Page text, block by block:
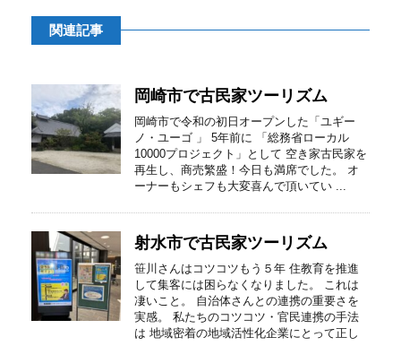
関連記事
岡崎市で古民家ツーリズム
岡崎市で令和の初日オープンした「ユギー
ノ・ユーゴ 」 5年前に 「総務省ローカル
10000プロジェクト」として 空き家古民家を
再生し、商売繁盛！今日も満席でした。 オ
ーナーもシェフも大変喜んで頂いてい ...
射水市で古民家ツーリズム
笹川さんはコツコツもう５年 住教育を推進
して集客には困らなくなりました。 これは
凄いこと。 自治体さんとの連携の重要さを
実感。 私たちのコツコツ・官民連携の手法
は 地域密着の地域活性化企業にとって正し